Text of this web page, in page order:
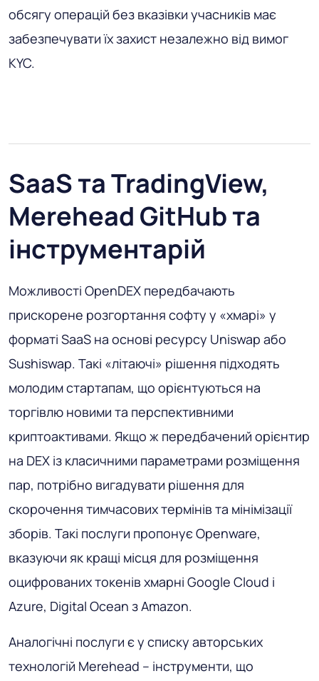
обсягу операцій без вказівки учасників має
забезпечувати їх захист незалежно від вимог
KYC.
SaaS та TradingView,
Merehead GitHub та
інструментарій
Можливості OpenDEX передбачають
прискорене розгортання софту у «хмарі» у
форматі SaaS на основі ресурсу Uniswap або
Sushiswap. Такі «літаючі» рішення підходять
молодим стартапам, що орієнтуються на
торгівлю новими та перспективними
криптоактивами. Якщо ж передбачений орієнтир
на DEX із класичними параметрами розміщення
пар, потрібно вигадувати рішення для
скорочення тимчасових термінів та мінімізації
зборів. Такі послуги пропонує Openware,
вказуючи як кращі місця для розміщення
оцифрованих токенів хмарні Google Cloud і
Azure, Digital Ocean з Amazon.
Аналогічні послуги є у списку авторських
технологій Merehead – інструменти, що